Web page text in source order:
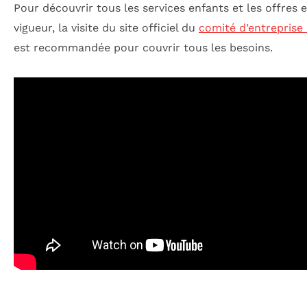
Pour découvrir tous les services enfants et les offres
vigueur, la visite du site officiel du comité d’entreprise
est recommandée pour couvrir tous les besoins.